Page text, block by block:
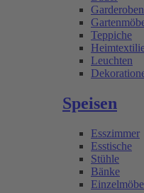
Garderoben
Teppiche
Leuchten
Speisen
Esszimmer
Esstische
Stühle
Bänke